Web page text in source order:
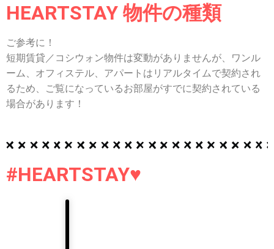
HEARTSTAY 物件の種類
ご参考に！
短期賃貸／コシウォン物件は変動がありませんが、ワンル
ーム、オフィステル、アパートはリアルタイムで契約され
るため、ご覧になっているお部屋がすでに契約されている
場合があります！
#HEARTSTAY♥